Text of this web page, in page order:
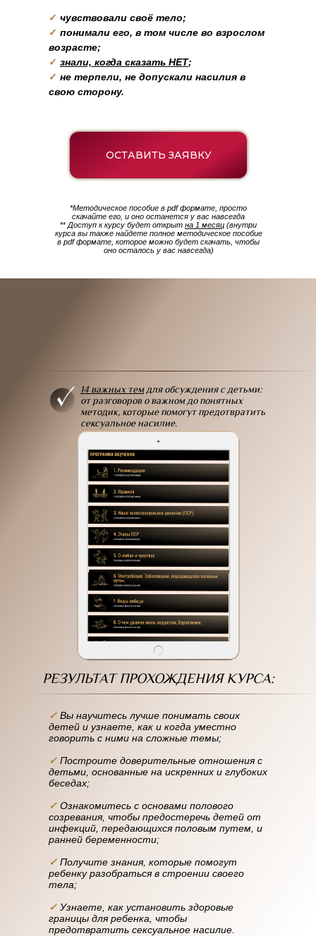
ОСТАВИТЬ ЗАЯВКУ
*Методическое пособие в pdf формате, просто
скачайте его, и оно останется у вас навсегда
** Доступ к курсу будет открыт на 1 месяц (внутри
курса вы также найдете полное методическое пособие
в pdf формате, которое можно будет скачать, чтобы
оно осталось у вас навсегда)
✓ чувствовали своё тело;
✓ понимали его, в том числе во взрослом
возрасте;
✓ знали, когда сказать НЕТ;
✓ не терпели, не допускали насилия в
свою сторону.
РЕЗУЛЬТАТ ПРОХОЖДЕНИЯ КУРСА:
14 важных темдля обсуждения с детьми:
от разговоров о важном до понятных
методик, которые помогут предотвратить
сексуальное насилие.
✓ Вы научитесь лучше понимать своих
детей и узнаете, как и когда уместно
говорить с ними на сложные темы;
✓ Построите доверительные отношения с
детьми, основанные на искренних и глубоких
беседах;
✓ Ознакомитесь с основами полового
созревания, чтобы предостеречь детей от
инфекций, передающихся половым путем, и
ранней беременности;
✓ Получите знания, которые помогут
ребенку разобраться в строении своего
тела;
✓ Узнаете, как установить здоровые
границы для ребенка, чтобы
предотвратить сексуальное насилие.